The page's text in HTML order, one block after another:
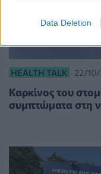
Data Deletion
HEALTH TALK 22/
Καρκίνος του
συμπτώματα στη